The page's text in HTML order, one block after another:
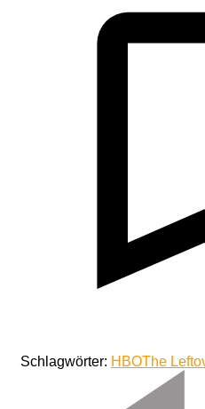
Schlagwörter: HBOThe
Beitragsnavigation